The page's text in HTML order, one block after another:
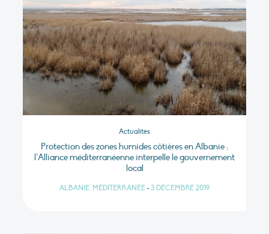
Actualités
Protection des zones humides côtières en Albanie :
l’Alliance méditerranéenne interpelle le gouvernement
local
ALBANIE, MÉDITERRANÉE • 3 DÉCEMBRE 2019